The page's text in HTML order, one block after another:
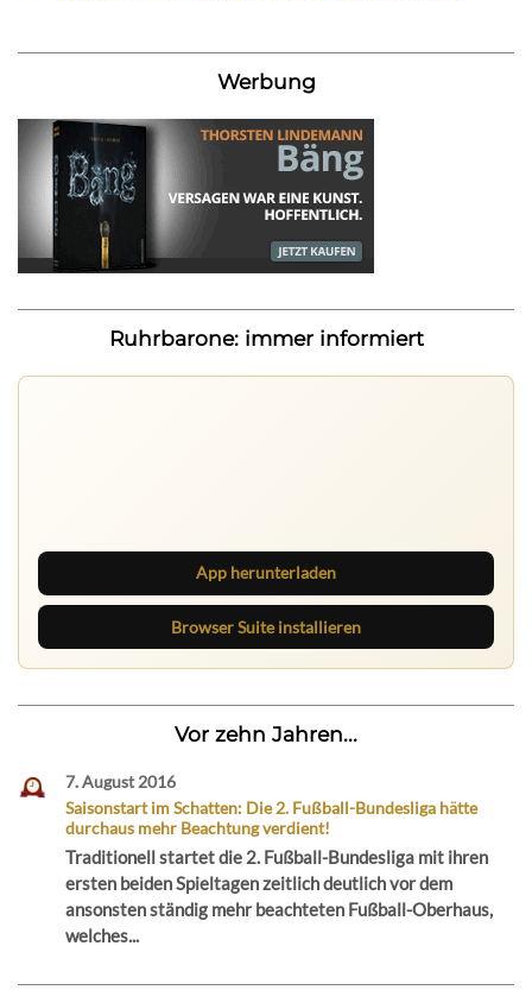
Werbung
Ruhrbarone: immer informiert
App herunterladen
Browser Suite installieren
Vor zehn Jahren...
7. August 2016
Saisonstart im Schatten: Die 2. Fußball-Bundesliga hätte
durchaus mehr Beachtung verdient!
Traditionell startet die 2. Fußball-Bundesliga mit ihren
ersten beiden Spieltagen zeitlich deutlich vor dem
ansonsten ständig mehr beachteten Fußball-Oberhaus,
welches...